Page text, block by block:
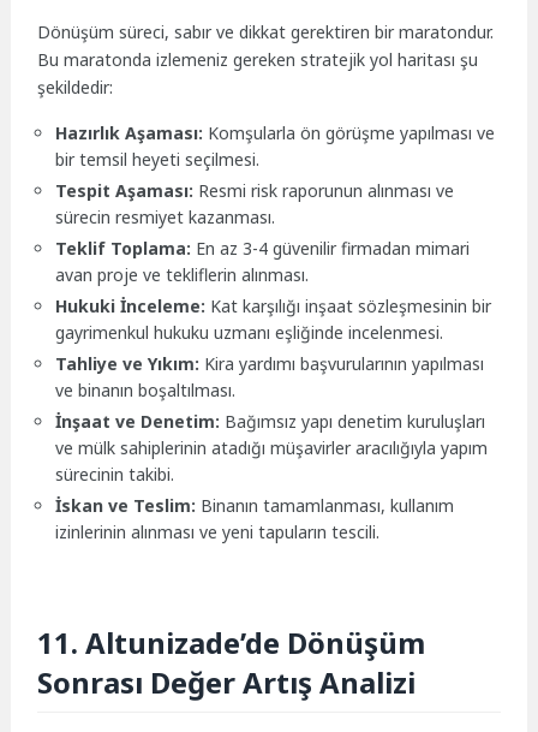
Dönüşüm süreci, sabır ve dikkat gerektiren bir maratondur.
Bu maratonda izlemeniz gereken stratejik yol haritası şu
şekildedir:
Hazırlık Aşaması: Komşularla ön görüşme yapılması ve
bir temsil heyeti seçilmesi.
Tespit Aşaması: Resmi risk raporunun alınması ve
sürecin resmiyet kazanması.
Teklif Toplama: En az 3-4 güvenilir firmadan mimari
avan proje ve tekliflerin alınması.
Hukuki İnceleme: Kat karşılığı inşaat sözleşmesinin bir
gayrimenkul hukuku uzmanı eşliğinde incelenmesi.
Tahliye ve Yıkım: Kira yardımı başvurularının yapılması
ve binanın boşaltılması.
İnşaat ve Denetim: Bağımsız yapı denetim kuruluşları
ve mülk sahiplerinin atadığı müşavirler aracılığıyla yapım
sürecinin takibi.
İskan ve Teslim: Binanın tamamlanması, kullanım
izinlerinin alınması ve yeni tapuların tescili.
11. Altunizade’de Dönüşüm
Sonrası Değer Artış Analizi